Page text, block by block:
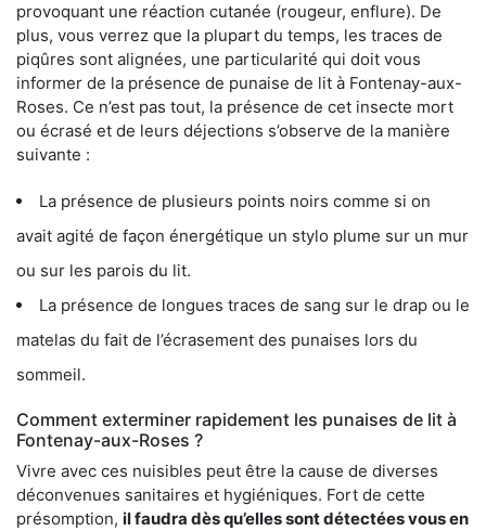
provoquant une réaction cutanée (rougeur, enflure). De
plus, vous verrez que la plupart du temps, les traces de
piqûres sont alignées, une particularité qui doit vous
informer de la présence de punaise de lit à Fontenay-aux-
Roses. Ce n’est pas tout, la présence de cet insecte mort
ou écrasé et de leurs déjections s’observe de la manière
suivante :
La présence de plusieurs points noirs comme si on
avait agité de façon énergétique un stylo plume sur un mur
ou sur les parois du lit.
La présence de longues traces de sang sur le drap ou le
matelas du fait de l’écrasement des punaises lors du
sommeil.
Comment exterminer rapidement les punaises de lit à
Fontenay-aux-Roses ?
Vivre avec ces nuisibles peut être la cause de diverses
déconvenues sanitaires et hygiéniques. Fort de cette
présomption, il faudra dès qu’elles sont détectées vous en